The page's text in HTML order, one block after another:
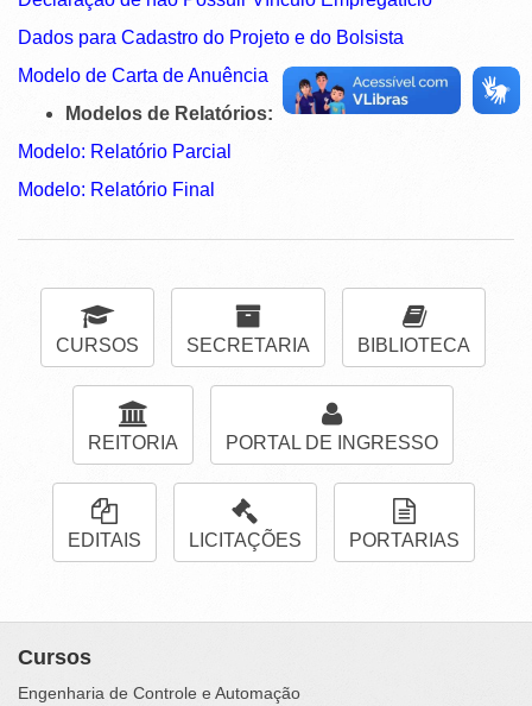
Dados para Cadastro do Projeto e do Bolsista
Modelo de Carta de Anuência
Modelos de Relatórios:
Modelo: Relatório Parcial
Modelo: Relatório Final
CURSOS SECRETARIA BIBLIOTECA
REITORIA PORTAL DE INGRESSO
EDITAIS LICITAÇÕES PORTARIAS
Cursos
Engenharia de Controle e Automação